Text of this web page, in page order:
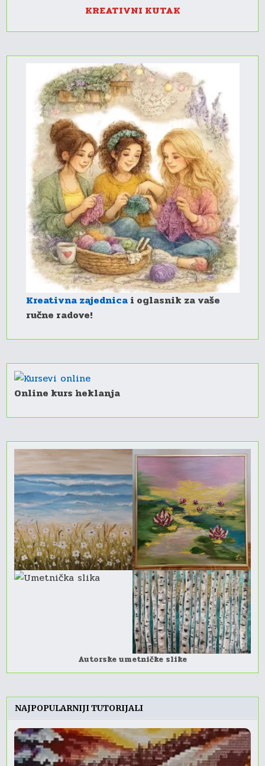
KREATIVNI KUTAK
Kreativna zajednicai oglasnik za vaše
ručne radove!
Online kurs heklanja
Autorske umetničke slike
NAJPOPULARNIJI TUTORIJALI